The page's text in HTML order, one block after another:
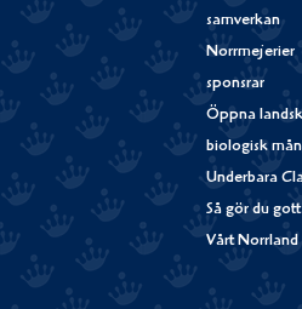
samverkan
Norrmejerier
sponsrar
Öppna
biologisk
Underbara
Så gör du gott
Vårt Norrland